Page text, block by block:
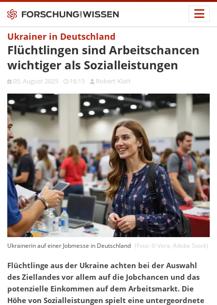
Ukrainer in Deutschland
Flüchtlingen sind Arbeitschancen
wichtiger als Sozialleistungen
05. August 2025 16:15 Robert Klatt
Ukrainerin auf einer Jobmesse in Deutschland (Foto: © Vera, Adobe Stock)
Flüchtlinge aus der Ukraine achten bei der Auswahl
des Ziellandes vor allem auf die Jobchancen und das
potenzielle Einkommen auf dem Arbeitsmarkt. Die
Höhe von Sozialleistungen spielt eine untergeordnete